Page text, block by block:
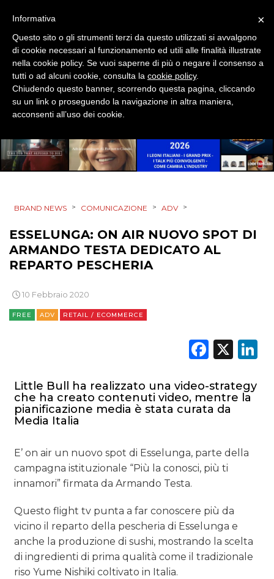
PREVISIONI/SCENARI
NORMATIVE
TREND
OPINIONI
BRAND NEWS > COMUNICAZIONE > ADV >
ESSELUNGA: ON AIR NUOVO SPOT DI
ARMANDO TESTA DEDICATO AL
REPARTO PESCHERIA
10 Febbraio 2020
FREE ADV RETAIL / ECOMMERCE
X
Little Bull ha realizzato una video-strategy
che ha creato contenuti video, mentre la
pianificazione media è stata curata da
Media Italia
E’ on air un nuovo spot di Esselunga, parte della
campagna istituzionale “Più la conosci, più ti
innamori” firmata da Armando Testa.
Questo flight tv punta a far conoscere più da
vicino il reparto della pescheria di Esselunga e
anche la produzione di sushi, mostrando la scelta
di ingredienti di prima qualità come il tradizionale
riso Yume Nishiki coltivato in Italia.
×
Informativa
Questo sito o gli strumenti terzi da questo utilizzati si avvalgono
di cookie necessari al funzionamento ed utili alle finalità illustrate
nella cookie policy. Se vuoi saperne di più o negare il consenso a
tutti o ad alcuni cookie, consulta la cookie policy.
Chiudendo questo banner, scorrendo questa pagina, cliccando
su un link o proseguendo la navigazione in altra maniera,
acconsenti all’uso dei cookie.